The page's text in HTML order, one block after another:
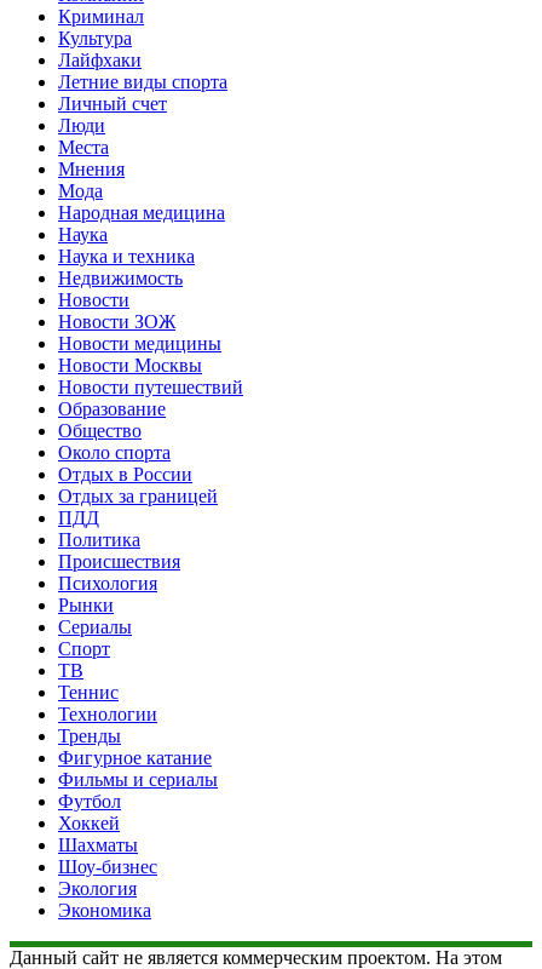
Криминал
Культура
Лайфхаки
Летние виды спорта
Личный счет
Люди
Места
Мнения
Мода
Народная медицина
Наука
Наука и техника
Недвижимость
Новости
Новости ЗОЖ
Новости медицины
Новости Москвы
Новости путешествий
Образование
Общество
Около спорта
Отдых в России
Отдых за границей
ПДД
Политика
Происшествия
Психология
Рынки
Сериалы
Спорт
ТВ
Теннис
Технологии
Тренды
Фигурное катание
Фильмы и сериалы
Футбол
Хоккей
Шахматы
Шоу-бизнес
Экология
Экономика
Данный сайт не является коммерческим проектом. На этом